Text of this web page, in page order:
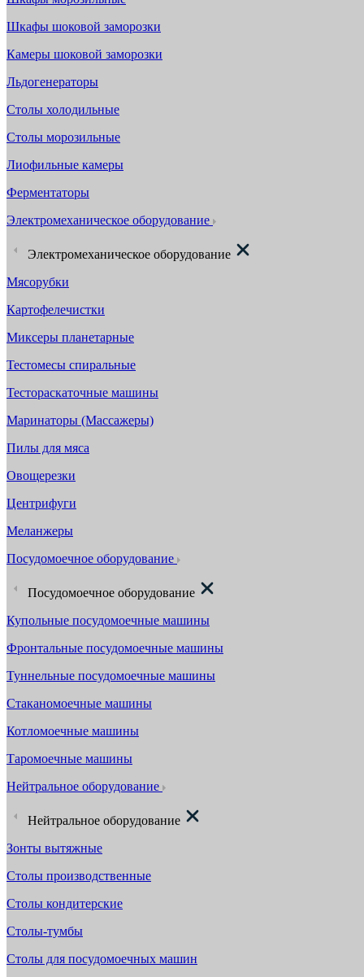
Шкафы шоковой заморозки
Камеры шоковой заморозки
Льдогенераторы
Столы холодильные
Столы морозильные
Лиофильные камеры
Ферментаторы
Электромеханическое оборудование
Электромеханическое оборудование
Мясорубки
Картофелечистки
Миксеры планетарные
Тестомесы спиральные
Тестораскаточные машины
Маринаторы (Массажеры)
Пилы для мяса
Овощерезки
Центрифуги
Меланжеры
Посудомоечное оборудование
Посудомоечное оборудование
Купольные посудомоечные машины
Фронтальные посудомоечные машины
Туннельные посудомоечные машины
Стаканомоечные машины
Котломоечные машины
Таромоечные машины
Нейтральное оборудование
Нейтральное оборудование
Зонты вытяжные
Столы производственные
Столы кондитерские
Столы-тумбы
Столы для посудомоечных машин